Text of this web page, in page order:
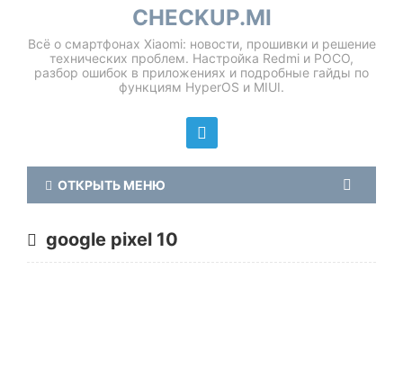
CHECKUP.MI
Всё о смартфонах Xiaomi: новости, прошивки и решение
технических проблем. Настройка Redmi и POCO,
разбор ошибок в приложениях и подробные гайды по
функциям HyperOS и MIUI.
ОТКРЫТЬ МЕНЮ
google pixel 10